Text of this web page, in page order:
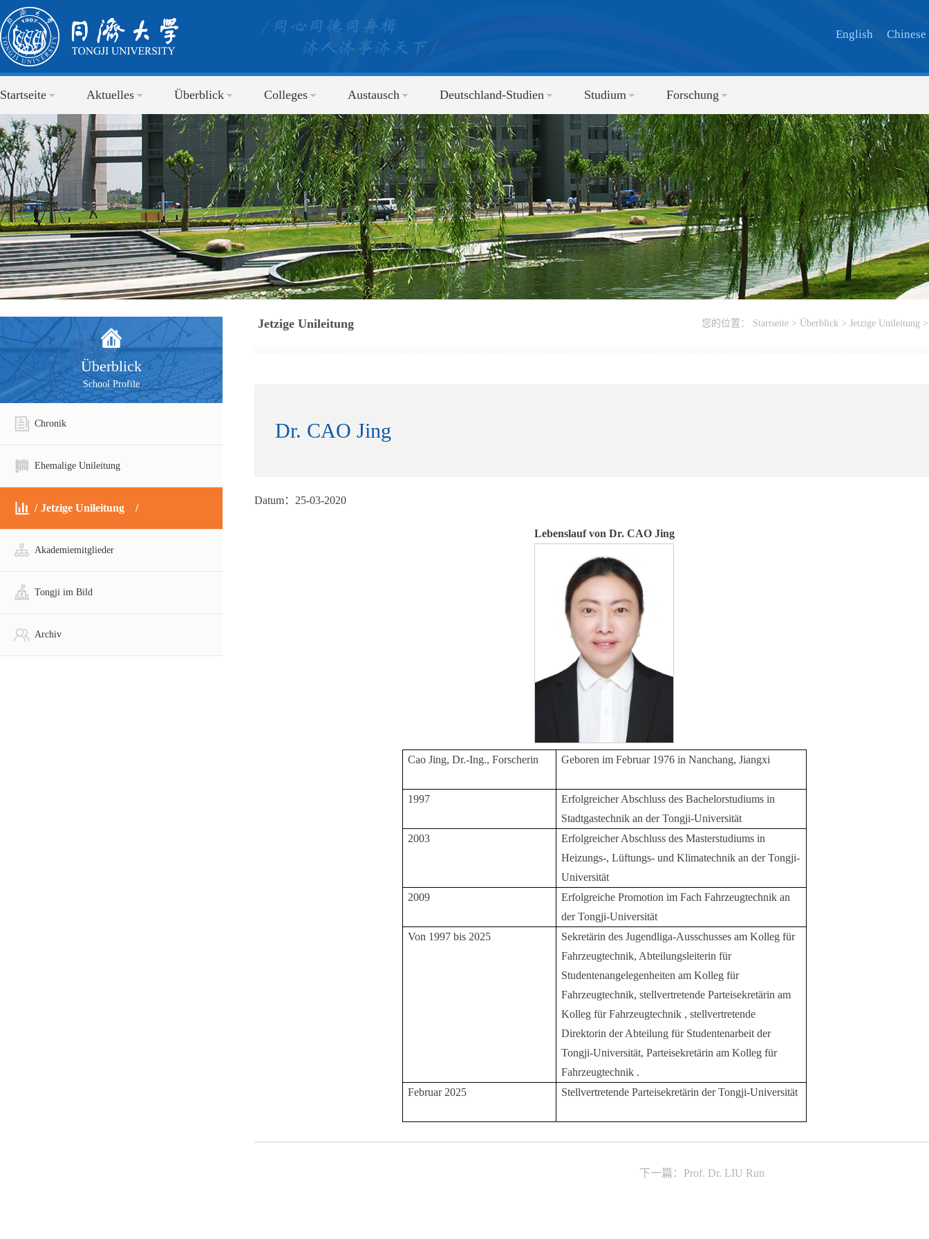
English Chinese
Startseite Aktuelles Überblick Colleges Austausch Deutschland-Studien Studium Forschung
Überblick
School Profile
Chronik
Ehemalige Unileitung
Jetzige Unileitung
Akademiemitglieder
Tongji im Bild
Archiv
Jetzige Unileitung 您的位置： Startseite > Überblick > Jetzige Unileitung
Dr. CAO Jing
Datum：25-03-2020
Lebenslauf von Dr. CAO Jing
Cao Jing, Dr.-Ing., Forscherin Geboren im Februar 1976 in Nanchang, Jiangxi
1997
Erfolgreicher Abschluss des Bachelorstudiums in
Stadtgastechnik an der Tongji-Universität
2003
Erfolgreicher Abschluss des Masterstudiums in
Heizungs-, Lüftungs- und Klimatechnik an der Tongji-
Universität
2009
Erfolgreiche Promotion im Fach Fahrzeugtechnik an
der Tongji-Universität
Von 1997 bis 2025
Sekretärin des Jugendliga-Ausschusses am Kolleg für
Fahrzeugtechnik, Abteilungsleiterin für
Studentenangelegenheiten am Kolleg für
Fahrzeugtechnik, stellvertretende Parteisekretärin am
Kolleg für Fahrzeugtechnik , stellvertretende
Direktorin der Abteilung für Studentenarbeit der
Tongji-Universität, Parteisekretärin am Kolleg für
Fahrzeugtechnik .
Februar 2025
Stellvertretende Parteisekretärin der Tongji-Universität
下一篇：Prof. Dr. LIU Run